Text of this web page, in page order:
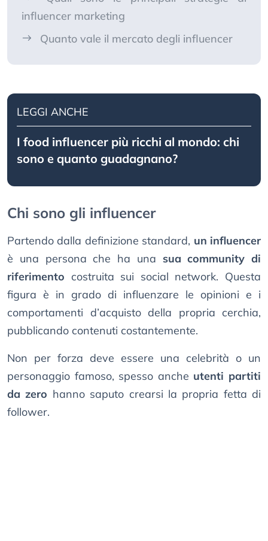
influencer marketing
Quanto vale il mercato degli influencer
LEGGI ANCHE
I food influencer più ricchi al mondo: chi
sono e quanto guadagnano?
Chi sono gli influencer
Partendo dalla definizione standard, un influencer
è una persona che ha una sua community di
riferimento costruita sui social network. Questa
figura è in grado di influenzare le opinioni e i
comportamenti d’acquisto della propria cerchia,
pubblicando contenuti costantemente.
Non per forza deve essere una celebrità o un
personaggio famoso, spesso anche utenti partiti
da zero hanno saputo crearsi la propria fetta di
follower.